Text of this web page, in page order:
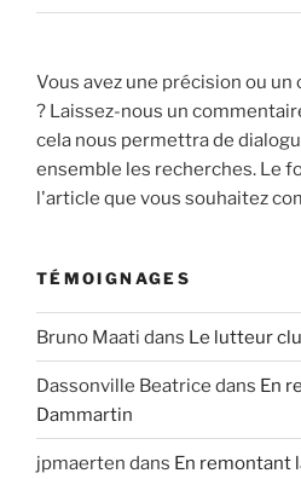
Vous avez une précision ou
? Laissez-nous un
cela nous permettra de
ensemble les recherches. Le
l'article que vous souhaitez
TÉMOIGNAGES
Bruno Maati dans Le lutteur
Dassonville Beatrice dans En
Dammartin
jpmaerten dans En remontant